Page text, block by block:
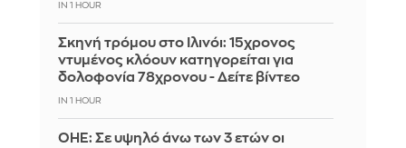
IN 1 HOUR
Σκηνή τρόμου στο Ιλινόι: 15χρονος
ντυμένος κλόουν κατηγορείται για
δολοφονία 78χρονου - Δείτε βίντεο
IN 1 HOUR
ΟΗΕ: Σε υψηλό άνω των 3 ετών οι